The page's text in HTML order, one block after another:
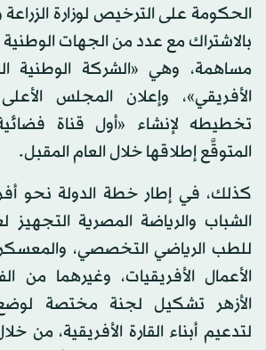
الحكومة على الترخيص لوزارة
بالاشتراك مع عدد من الجهات
مساهمة، وهي «الشركة الوطنية
الأفريقي»، وإعلان المجلس
تخطيطه لإنشاء «أول قناة
المتوقَّع إطلاقها خلال العام المقبل.
كذلك، في إطار خطة الدولة نحو
الشباب والرياضة المصرية التجهيز
للطب الرياضي التخصصي، والمعسكر
الأعمال الأفريقيات، وغيرهما من
الأزهر تشكيل لجنة مختصة
لتدعيم أبناء القارة الأفريقية، من